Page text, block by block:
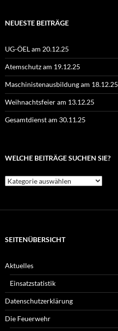
NEUESTE BEITRÄGE
UG-ÖEL am 20.12.25
Atemschutz am 19.12.25
Maschinistenausbildung am 18.12.25
Weihnachtsfeier am 13.12.25
Gesamtdienst am 30.11.25
WELCHE BEITRÄGE SUCHEN SIE?
Welche
Beiträge
SEITENÜBERSICHT
Aktuelles
Einsatzstatistik
Datenschutzerklärung
Die Feuerwehr